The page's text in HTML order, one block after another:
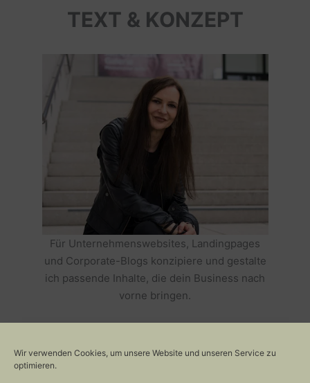
Wir verwenden Cookies, um unsere Website und unseren Service zu
optimieren.
TEXT & KONZEPT
Für Unternehmenswebsites, Landingpages
und Corporate-Blogs konzipiere und gestalte
ich passende Inhalte, die dein Business nach
vorne bringen.
ERFOLGREICH MACHEN >>